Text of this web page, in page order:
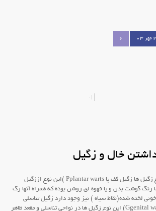
۰۳ 6
خال و زگیل
انواع زگیل ها زگیل کف پا Pplantar warts )این نوع اززگیل
رنگ گوشت بدن و یا قهوه ای روشن بوده که همراه آنها رگ
لخته شده(نقاط سیاه ) نیز وجود دارد زگیل تناسلی
(Ggenital warts) این نوع زگیل ها در نواحی تناسلی و مقعد ظاهر